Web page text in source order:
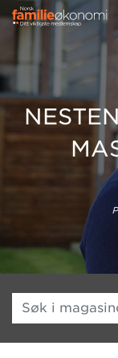
Søk i magasinet